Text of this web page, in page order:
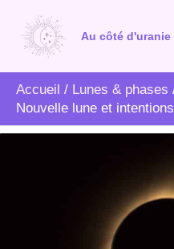
contenu
Au côté d'uranie
Accueil
Lunes & phases
Nouvelle lune et
e
h
e